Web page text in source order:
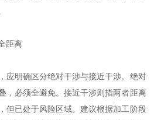
距离
明确区分绝对干涉与接近干涉。绝对
，必须全避免。接近干涉则指两者距离
但已处于风险区域。建议根据加工阶段